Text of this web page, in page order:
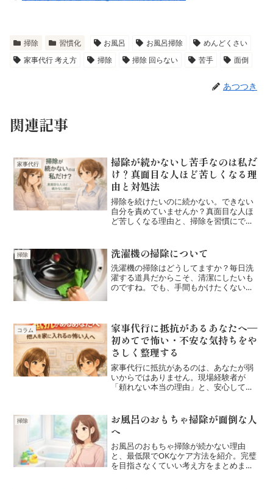
掃除 習慣化 お風呂 お風呂掃除
めんどくさい
家事代行 考え方
掃除 掃除 回らない 苦手 面倒
あつつき
関連記事
家事代行
掃除が続かないし苦手なのは私だ
け？真面目な人ほど苦しくなる理
由と対処法
掃除を続けたいのに続かない。できない
自分を責めていませんか？真面目な人ほ
ど苦しくなる理由と、掃除を習慣にでき
掃除 洗濯機の掃除について
洗濯機の掃除はどうしてますか？毎日洗
濯する道具だからこそ、清潔にしたいも
のですね。でも、手間もかけたくないの
悪いもの。しかし、ちょっ...
コラム
家事代行に抵抗があるあなたへ—
初めてで怖い・不安な気持ちをや
さしく整理する
家事代行に抵抗があるのは、あなたが弱
いからではありません。現場経験者が
「頼れない本当の理由」と、安心して選
掃除
お風呂のおもちゃ掃除が面倒な人
へ
お風呂のおもちゃ掃除が続かない理由
と、最低限でOKなケア方法を紹介。完璧
を目指さなくていい考え方をまとめまし